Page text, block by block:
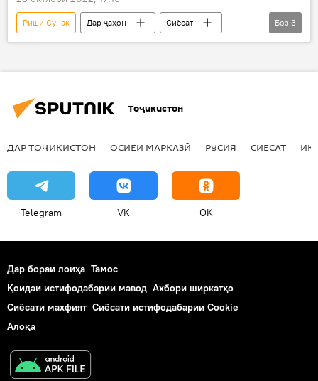
Риши Сунак Дар ҷаҳон
Сиёсат
сарвазир
Бритониё таъйин
Боз 3
Тоҷикистон
ДАР ТОҶИКИСТОН ОСИЁИ МАРКАЗӢ РУСИЯ СИЁСАТ
Telegram VK OK
Дар бораи лоиҳа Тамос
Қоидаи истифодабарии мавод Ахбори ширкатҳо
Сиёсати махфият Сиёсати истифодабарии Cookie
Алоқа